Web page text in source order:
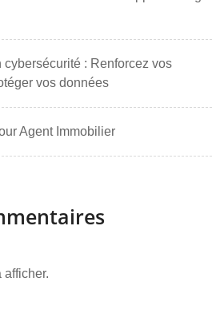
cybersécurité : Renforcez vos
vos données
Agent Immobilier
afficher.